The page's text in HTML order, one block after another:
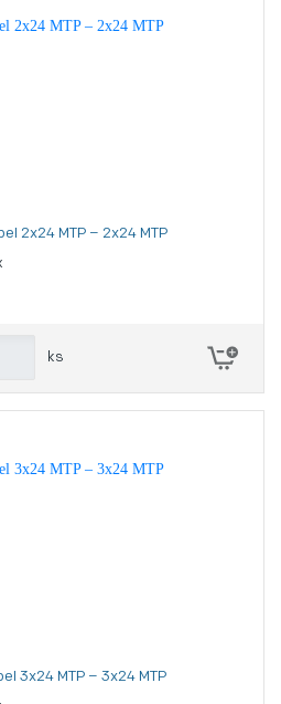
2x24 MTP – 2x24 MTP
ks
3x24 MTP – 3x24 MTP